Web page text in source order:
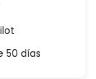
50 días